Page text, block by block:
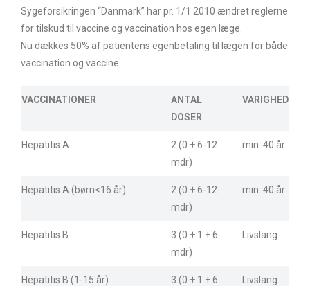
Sygeforsikringen “Danmark” har pr. 1/1 2010 ændret reglerne
for tilskud til vaccine og vaccination hos egen læge.
Nu dækkes 50% af patientens egenbetaling til lægen for både
vaccination og vaccine.
VACCINATIONER
ANTAL
DOSER
VARIGHED
Hepatitis A
2 (0 + 6-12
mdr)
min. 40 år
Hepatitis A (børn<16 år)
2 (0 + 6-12
mdr)
min. 40 år
Hepatitis B
3 (0 + 1 + 6
mdr)
Livslang
Hepatitis B (1-15 år)
3 (0 + 1 + 6
Livslang